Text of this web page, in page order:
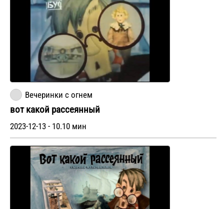
Вечеринки с огнем
вот какой рассеянный
2023-12-13 - 10.10 мин